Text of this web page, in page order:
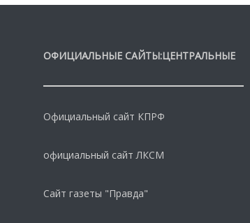
ОФИЦИАЛЬНЫЕ САЙТЫ:ЦЕНТРАЛЬНЫЕ
Официальный сайт КПРФ
официальный сайт ЛКСМ
Сайт газеты "Правда"